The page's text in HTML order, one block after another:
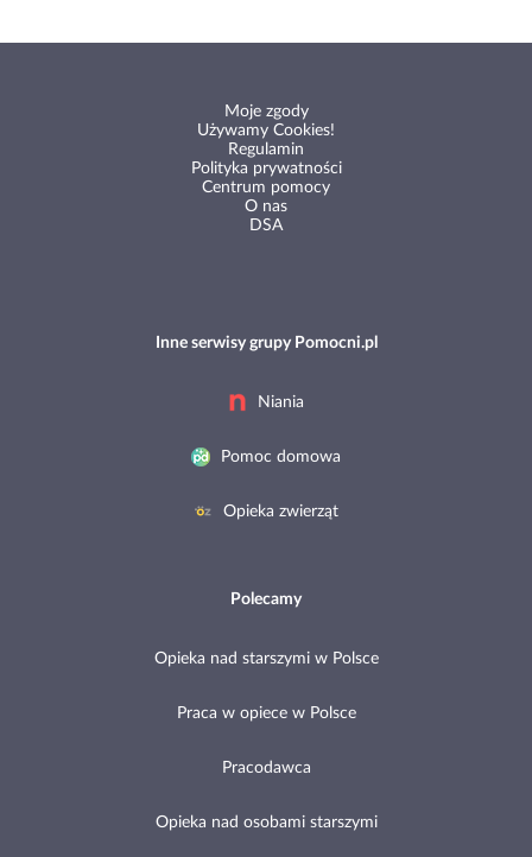
Moje zgody
Używamy Cookies!
Regulamin
Polityka prywatności
Centrum pomocy
O nas
DSA
Inne serwisy grupy Pomocni.pl
Niania
Pomoc domowa
Opieka zwierząt
Polecamy
Opieka nad starszymi w Polsce
Praca w opiece w Polsce
Pracodawca
Opieka nad osobami starszymi